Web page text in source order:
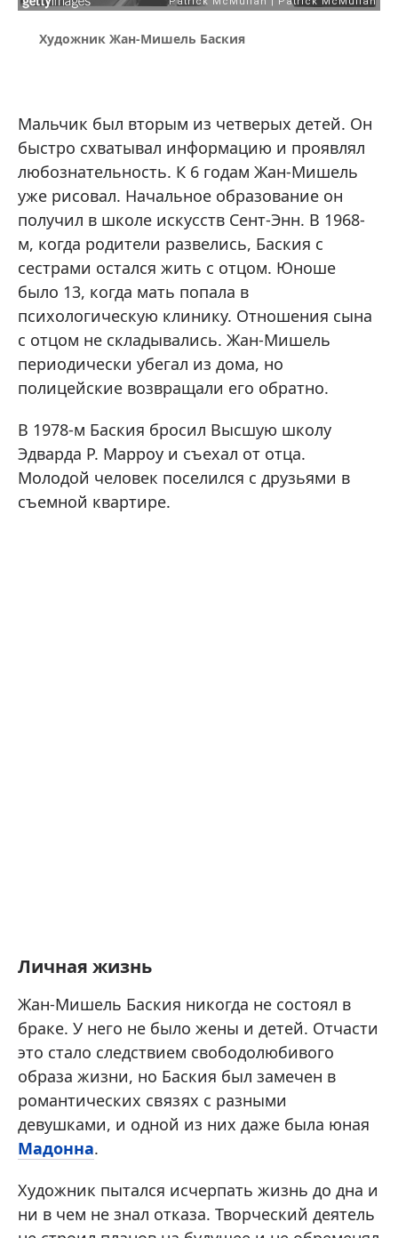
Художник Жан-Мишель Баския
Мальчик был вторым из четверых детей. Он
быстро схватывал информацию и проявлял
любознательность. К 6 годам Жан-Мишель
уже рисовал. Начальное образование он
получил в школе искусств Сент-Энн. В 1968-
м, когда родители развелись, Баския с
сестрами остался жить с отцом. Юноше
было 13, когда мать попала в
психологическую клинику. Отношения сына
с отцом не складывались. Жан-Мишель
периодически убегал из дома, но
полицейские возвращали его обратно.
В 1978-м Баския бросил Высшую школу
Эдварда Р. Марроу и съехал от отца.
Молодой человек поселился с друзьями в
съемной квартире.
Личная жизнь
Жан-Мишель Баския никогда не состоял в
браке. У него не было жены и детей. Отчасти
это стало следствием свободолюбивого
образа жизни, но Баския был замечен в
романтических связях с разными
девушками, и одной из них даже была юная
Мадонна.
Художник пытался исчерпать жизнь до дна и
ни в чем не знал отказа. Творческий деятель